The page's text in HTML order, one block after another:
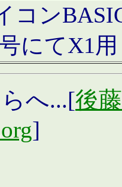
コン
にてX1
へ...[後
]